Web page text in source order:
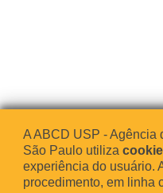
A ABCD USP -
São Paulo utiliza
experiência do usuário.
procedimento, em linha